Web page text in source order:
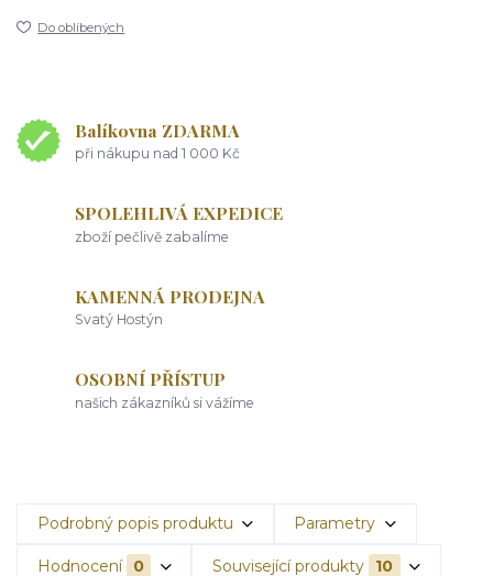
Do oblíbených
Balíkovna ZDARMA
při nákupu nad 1 000 Kč
SPOLEHLIVÁ EXPEDICE
zboží pečlivě zabalíme
KAMENNÁ PRODEJNA
Svatý Hostýn
OSOBNÍ PŘÍSTUP
našich zákazníků si vážíme
Podrobný popis produktu Parametry
Hodnocení 0 Související produkty 10